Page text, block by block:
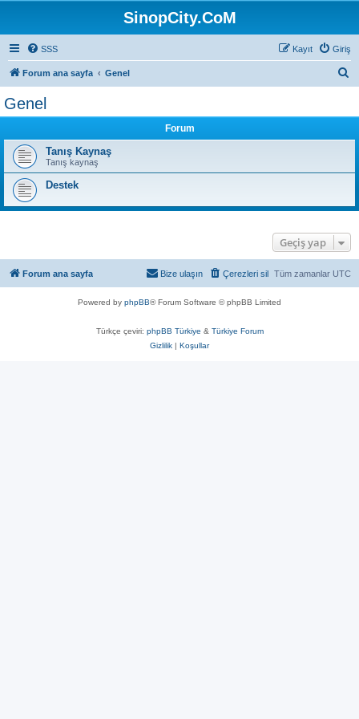
SinopCity.CoM
SSS Giriş
Kayıt
Forum ana sayfa Genel
Genel
Forum
Tanış Kaynaş
Tanış kaynaş
Destek
Geçiş yap
Forum ana sayfa Tüm zamanlar UTC
Çerezleri sil
Bize ulaşın
Powered by phpBB® Forum Software © phpBB Limited
Türkçe çeviri: phpBB Türkiye & Türkiye Forum
Gizlilik | Koşullar